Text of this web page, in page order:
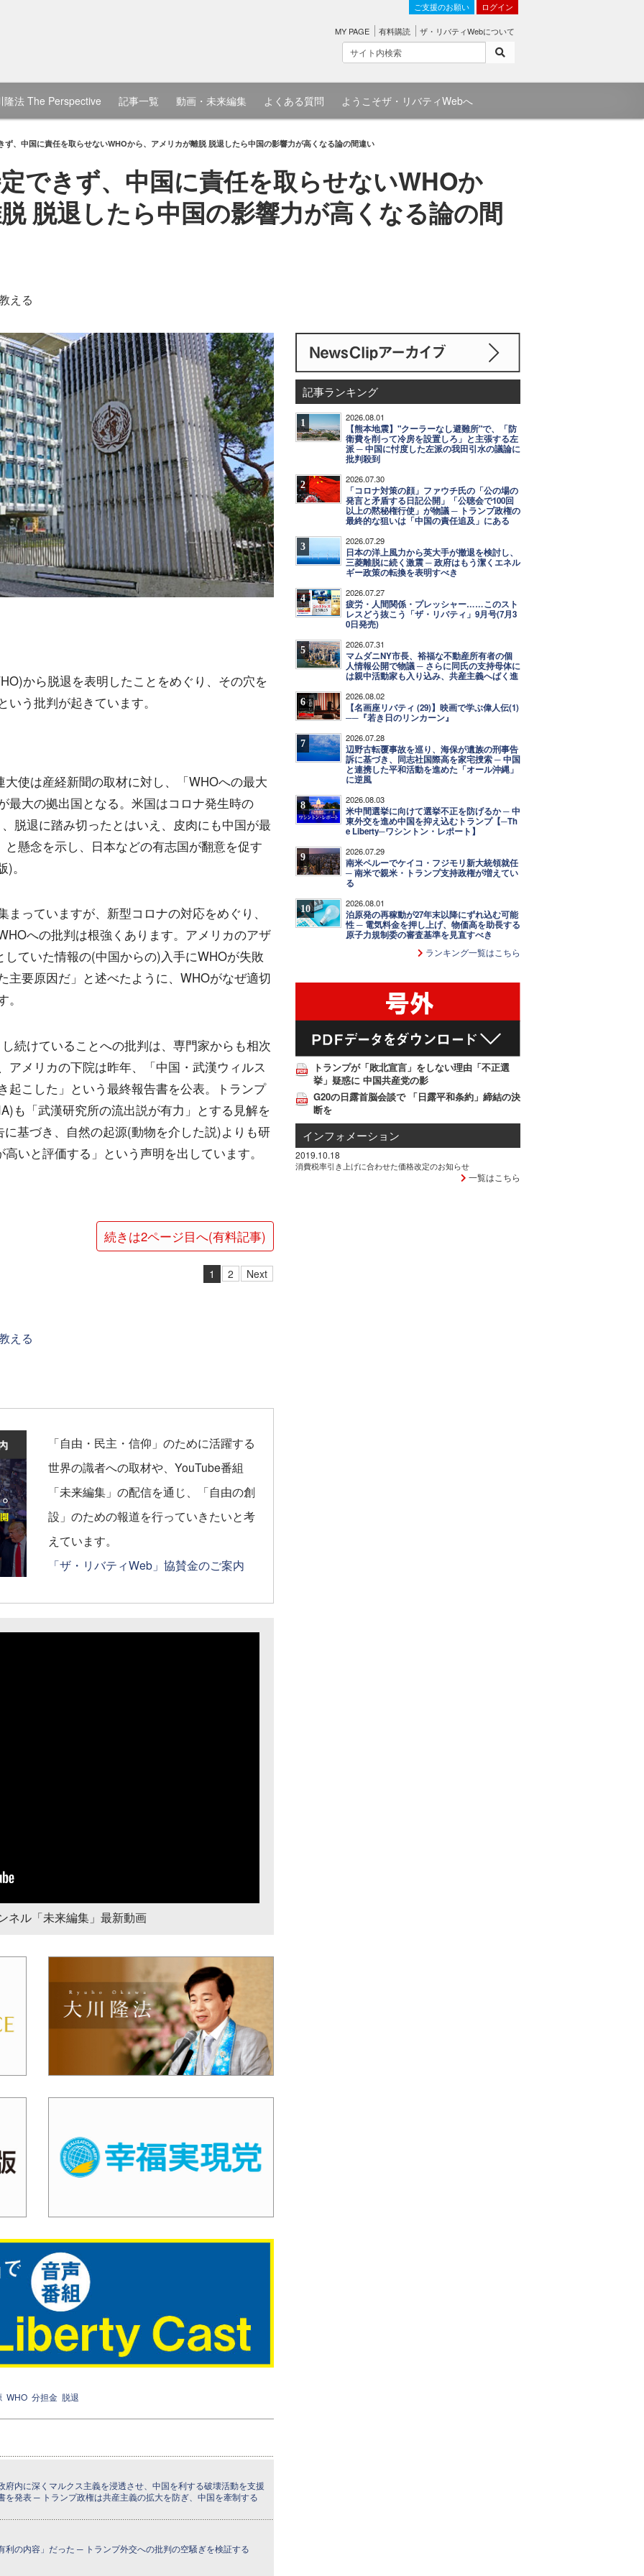
ご支援のお願い ログイン
MY PAGE 有料購読 ザ・リバティWebについて
隆法 The Perspective 記事一覧 動画・未来編集 よくある質問 ようこそザ・リバティWebへ
ず、中国に責任を取らせないWHOから、アメリカが離脱 脱退したら中国の影響力が高くなる論の間違い
できず、中国に責任を取らせないWHOか
脱退したら中国の影響力が高くなる論の間
える
から脱退を表明したことをめぐり、その穴を
う批判が起きています。
使は産経新聞の取材に対し、「WHOへの最大
最大の拠出国となる。米国はコロナ発生時の
脱退に踏み切ったとはいえ、皮肉にも中国が最
懸念を示し、日本などの有志国が翻意を促す
。
っていますが、新型コロナの対応をめぐり、
への批判は根強くあります。アメリカのアザ
ていた情報の(中国からの)入手にWHOが失敗
主要原因だ」と述べたように、WHOがなぜ適切
続けていることへの批判は、専門家からも相次
アメリカの下院は昨年、「中国・武漢ウィルス
起こした」という最終報告書を公表。トランプ
も「武漢研究所の流出説が有力」とする見解を
基づき、自然の起源(動物を介した説)よりも研
いと評価する」という声明を出しています。
続きは2ページ目へ(有料記事)
1 2 Next
える
「自由・民主・信仰」のために活躍する
世界の識者への取材や、YouTube番組
「未来編集」の配信を通じ、「自由の創
設」のための報道を行っていきたいと考
えています。
「ザ・リバティWeb」協賛金のご案内
ネル「未来編集」最新動画
WHO 分担金 脱退
府内に深くマルクス主義を浸透させ、中国を利する破壊活動を支援
を発表 ─ トランプ政権は共産主義の拡大を防ぎ、中国を牽制する
利の内容」だった ─ トランプ外交への批判の空騒ぎを検証する
記事ランキング
1 2026.08.01
【熊本地震】"クーラーなし避難所"で、「防
衛費を削って冷房を設置しろ」と主張する左
派 ─ 中国に忖度した左派の我田引水の議論に
批判殺到
2 2026.07.30
「コロナ対策の顔」ファウチ氏の「公の場の
発言と矛盾する日記公開」「公聴会で100回
以上の黙秘権行使」が物議 ─ トランプ政権の
最終的な狙いは「中国の責任追及」にある
3 2026.07.29
日本の洋上風力から英大手が撤退を検討し、
三菱離脱に続く激震 ─ 政府はもう潔くエネル
ギー政策の転換を表明すべき
4 2026.07.27
疲労・人間関係・プレッシャー……このスト
レスどう抜こう「ザ・リバティ」9月号(7月3
0日発売)
5 2026.07.31
マムダニNY市長、裕福な不動産所有者の個
人情報公開で物議 ─ さらに同氏の支持母体に
は親中活動家も入り込み、共産主義へばく進
6 2026.08.02
【名画座リバティ (29)】映画で学ぶ偉人伝(1)
──『若き日のリンカーン』
7 2026.07.28
辺野古転覆事故を巡り、海保が遺族の刑事告
訴に基づき、同志社国際高を家宅捜索 ─ 中国
と連携した平和活動を進めた「オール沖縄」
に逆風
8 2026.08.03
米中間選挙に向けて選挙不正を防げるか ─ 中
東外交を進め中国を抑え込むトランプ【─Th
e Liberty─ワシントン・レポート】
9 2026.07.29
南米ペルーでケイコ・フジモリ新大統領就任
─ 南米で親米・トランプ支持政権が増えてい
る
10 2026.08.01
泊原発の再稼動が27年末以降にずれ込む可能
性 ─ 電気料金を押し上げ、物価高を助長する
原子力規制委の審査基準を見直すべき
ランキング一覧はこちら
トランプが「敗北宣言」をしない理由「不正選
挙」疑惑に 中国共産党の影
G20の日露首脳会談で 「日露平和条約」締結の決
断を
インフォメーション
2019.10.18
消費税率引き上げに合わせた価格改定のお知らせ
一覧はこちら